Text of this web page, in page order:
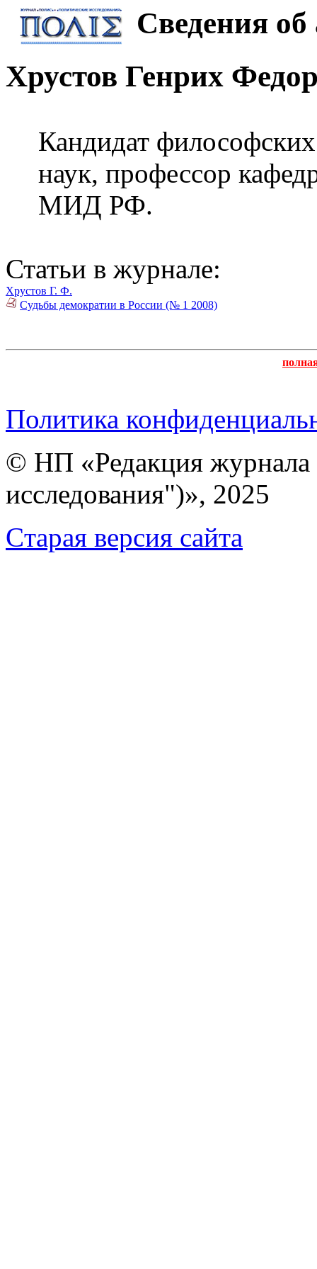
Сведения об
Хрустов Генрих
Кандидат
наук, профессор
МИД РФ.
Статьи в журнале:
Хрустов Г. Ф.
Судьбы демократии в России (№ 1 2008)
Политика
© НП «Редакция
исследования")», 2025
Cтарая версия сайта